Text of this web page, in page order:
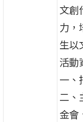
文創
力，
生以
活動
一、
二、
金會